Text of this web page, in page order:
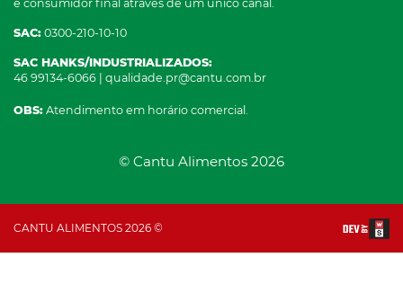
e consumidor final através de um único canal.
SAC: 0300-210-10-10
SAC HANKS/INDUSTRIALIZADOS:
46 99134-6066 | qualidade.pr@cantu.com.br
OBS: Atendimento em horário comercial.
© Cantu Alimentos 2026
CANTU ALIMENTOS 2026 ©